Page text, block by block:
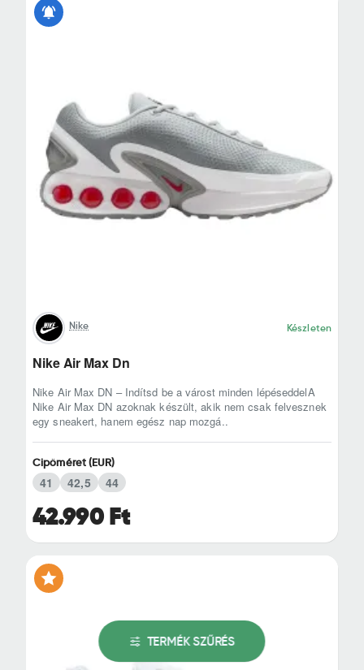
Nike Készleten
Nike Air Max Dn
Nike Air Max DN – Indítsd be a várost minden lépéseddelA
Nike Air Max DN azoknak készült, akik nem csak felvesznek
egy sneakert, hanem egész nap mozgá..
42.990 Ft
Cipőméret (EUR)
41 42,5 44
TERMÉK SZŰRÉS